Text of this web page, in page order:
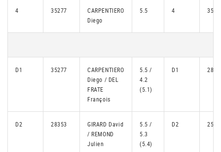
4 35277
CARPENTIERO
Diego
5.5 4
D1 35277
CARPENTIERO
Diego / DEL
FRATE
François
5.5 /
4.2
(5.1)
D1
D2 28353
GIRARD David
/ REMOND
Julien
5.5 /
5.3
(5.4)
D2